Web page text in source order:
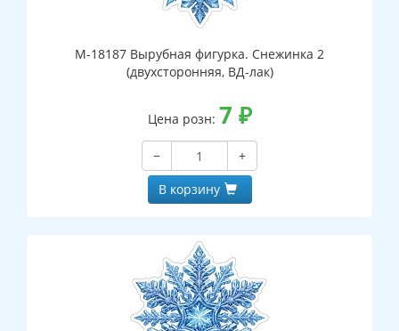
М-18187 Вырубная фигурка. Снежинка 2
(двухсторонняя, ВД-лак)
Цена розн: 7 ₽
−
+
В корзину